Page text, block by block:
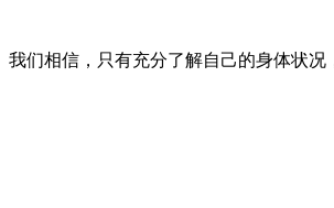
们相信，只有充分了解自己的身体状况